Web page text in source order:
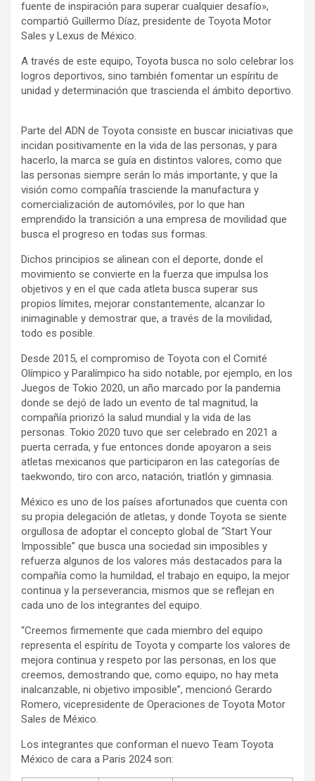
fuente de inspiración para superar cualquier desafío»,
compartió Guillermo Díaz, presidente de Toyota Motor
Sales y Lexus de México.
A través de este equipo, Toyota busca no solo celebrar los
logros deportivos, sino también fomentar un espíritu de
unidad y determinación que trascienda el ámbito deportivo.
Parte del ADN de Toyota consiste en buscar iniciativas que
incidan positivamente en la vida de las personas, y para
hacerlo, la marca se guía en distintos valores, como que
las personas siempre serán lo más importante, y que la
visión como compañía trasciende la manufactura y
comercialización de automóviles, por lo que han
emprendido la transición a una empresa de movilidad que
busca el progreso en todas sus formas.
Dichos principios se alinean con el deporte, donde el
movimiento se convierte en la fuerza que impulsa los
objetivos y en el que cada atleta busca superar sus
propios límites, mejorar constantemente, alcanzar lo
inimaginable y demostrar que, a través de la movilidad,
todo es posible.
Desde 2015, el compromiso de Toyota con el Comité
Olímpico y Paralímpico ha sido notable, por ejemplo, en los
Juegos de Tokio 2020, un año marcado por la pandemia
donde se dejó de lado un evento de tal magnitud, la
compañía priorizó la salud mundial y la vida de las
personas. Tokio 2020 tuvo que ser celebrado en 2021 a
puerta cerrada, y fue entonces donde apoyaron a seis
atletas mexicanos que participaron en las categorías de
taekwondo, tiro con arco, natación, triatlón y gimnasia.
México es uno de los países afortunados que cuenta con
su propia delegación de atletas, y donde Toyota se siente
orgullosa de adoptar el concepto global de “Start Your
Impossible” que busca una sociedad sin imposibles y
refuerza algunos de los valores más destacados para la
compañía como la humildad, el trabajo en equipo, la mejor
continua y la perseverancia, mismos que se reflejan en
cada uno de los integrantes del equipo.
“Creemos firmemente que cada miembro del equipo
representa el espíritu de Toyota y comparte los valores de
mejora continua y respeto por las personas, en los que
creemos, demostrando que, como equipo, no hay meta
inalcanzable, ni objetivo imposible”, mencionó Gerardo
Romero, vicepresidente de Operaciones de Toyota Motor
Sales de México.
Los integrantes que conforman el nuevo Team Toyota
México de cara a Paris 2024 son: